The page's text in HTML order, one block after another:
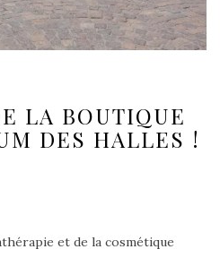
LA BOUTIQUE
DES HALLES !
et de la cosmétique